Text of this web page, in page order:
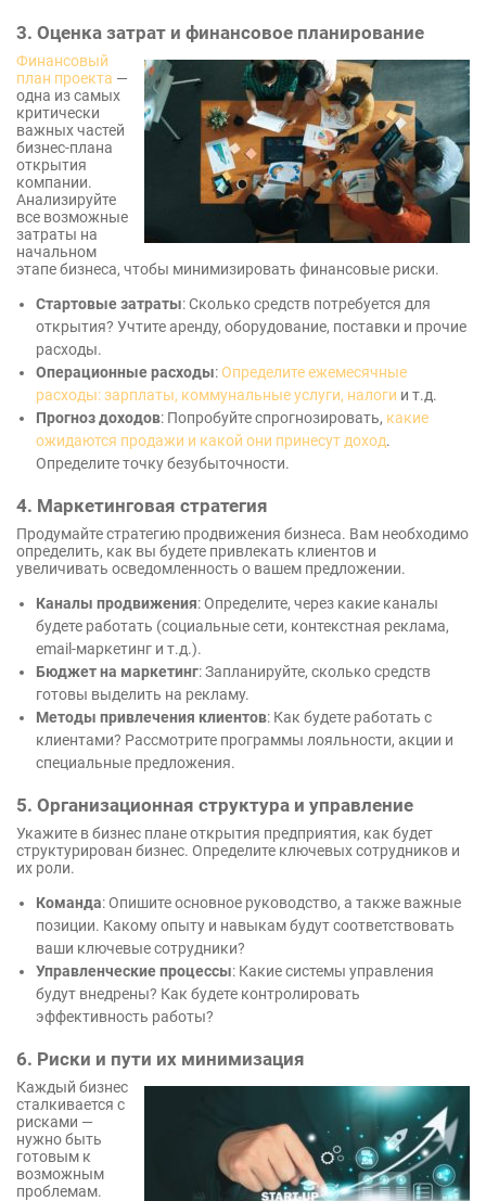
3. Оценка затрат и финансовое планирование
Финансовый
план проекта —
одна из самых
критически
важных частей
бизнес-плана
открытия
компании.
Анализируйте
все возможные
затраты на
начальном
этапе бизнеса, чтобы минимизировать финансовые риски.
Стартовые затраты: Сколько средств потребуется для
открытия? Учтите аренду, оборудование, поставки и прочие
расходы.
Операционные расходы: Определите ежемесячные
расходы: зарплаты, коммунальные услуги, налоги и т.д.
Прогноз доходов: Попробуйте спрогнозировать, какие
ожидаются продажи и какой они принесут доход.
Определите точку безубыточности.
4. Маркетинговая стратегия
Продумайте стратегию продвижения бизнеса. Вам необходимо
определить, как вы будете привлекать клиентов и
увеличивать осведомленность о вашем предложении.
Каналы продвижения: Определите, через какие каналы
будете работать (социальные сети, контекстная реклама,
email-маркетинг и т.д.).
Бюджет на маркетинг: Запланируйте, сколько средств
готовы выделить на рекламу.
Методы привлечения клиентов: Как будете работать с
клиентами? Рассмотрите программы лояльности, акции и
специальные предложения.
5. Организационная структура и управление
Укажите в бизнес плане открытия предприятия, как будет
структурирован бизнес. Определите ключевых сотрудников и
их роли.
Команда: Опишите основное руководство, а также важные
позиции. Какому опыту и навыкам будут соответствовать
ваши ключевые сотрудники?
Управленческие процессы: Какие системы управления
будут внедрены? Как будете контролировать
эффективность работы?
6. Риски и пути их минимизация
Каждый бизнес
сталкивается с
рисками —
нужно быть
готовым к
возможным
проблемам.